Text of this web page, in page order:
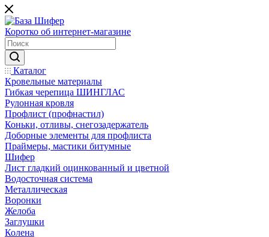
Коротко об интернет-магазине
Каталог
Кровельные материалы
Гибкая черепица ШИНГЛАС
Рулонная кровля
Профлист (профнастил)
Коньки, отливы, снегозадержатель
Доборные элементы для профлиста
Праймеры, мастики битумные
Шифер
Лист гладкий оцинкованный и цветной
Водосточная система
Металлическая
Воронки
Желоба
Заглушки
Колена